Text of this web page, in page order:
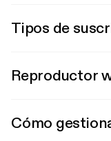
Tipos de
Reproductor
Cómo